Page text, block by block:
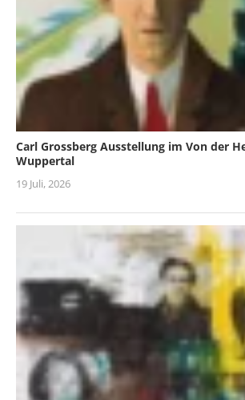
Carl Grossberg Ausstellung im Von der
Wuppertal
19 Juli, 2026